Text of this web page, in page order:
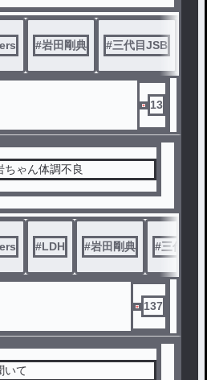
#岩田剛典 #三代目JSB
13
ちゃん体調不良
#LDH #岩田剛典 #三代目
137
いて